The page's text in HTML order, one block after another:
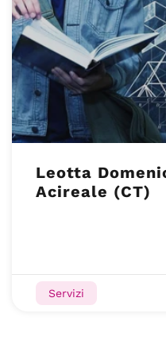
Leotta
Acireale (CT)
Servizi